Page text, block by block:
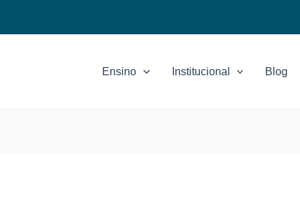
Ensino Institucional Blog